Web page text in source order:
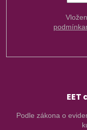
Podle zákona o